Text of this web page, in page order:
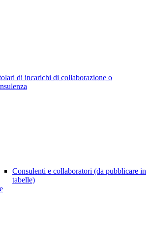
di incarichi di collaborazione o
Consulenti e collaboratori (da pubblicare in
tabelle)